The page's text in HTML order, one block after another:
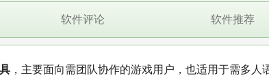
软件评论 软件推荐
，主要面向需团队协作的游戏用户，也适用于需多人